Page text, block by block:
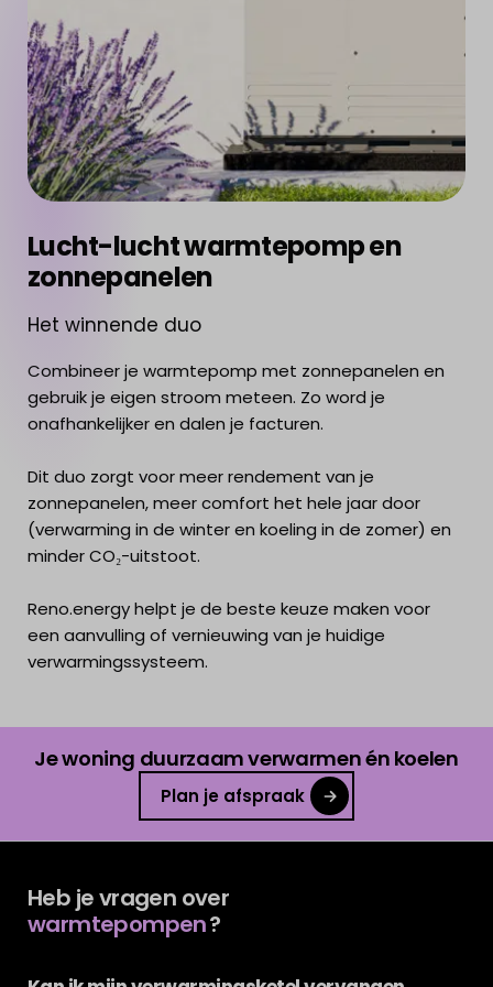
Lucht-lucht warmtepomp en
zonnepanelen
Het winnende duo
Combineer je warmtepomp met zonnepanelen en
gebruik je eigen stroom meteen. Zo word je
onafhankelijker en dalen je facturen.
Dit duo zorgt voor meer rendement van je
zonnepanelen, meer comfort het hele jaar door
(verwarming in de winter en koeling in de zomer) en
minder CO₂-uitstoot.
Reno.energy helpt je de beste keuze maken voor
een aanvulling of vernieuwing van je huidige
verwarmingssysteem.
Je woning duurzaam verwarmen én koelen
Plan je afspraak
Heb je vragen over
warmtepompen?